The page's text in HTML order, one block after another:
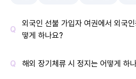
외국인 선불 가입자 여권에서 외국
떻게 하나요?
해외 장기체류 시 정지는 어떻게 하